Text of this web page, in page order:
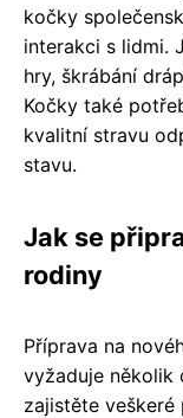
kočky
interakci s lidmi.
hry, škrábání
Kočky také
kvalitní stravu
stavu.
Jak se
rodiny
Příprava na
vyžaduje několik
zajistěte veškeré